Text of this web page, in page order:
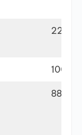
229
100
88